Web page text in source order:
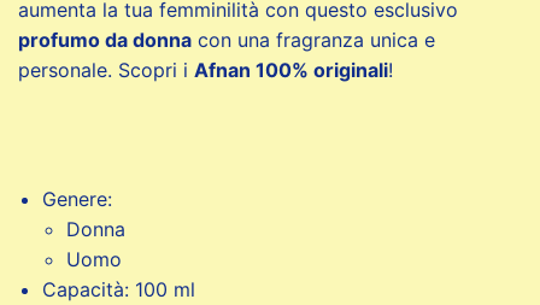
aumenta la tua femminilità con questo esclusivo
profumo da donna con una fragranza unica e
personale. Scopri i Afnan 100% originali!
Genere:
Donna
Uomo
Capacità: 100 ml